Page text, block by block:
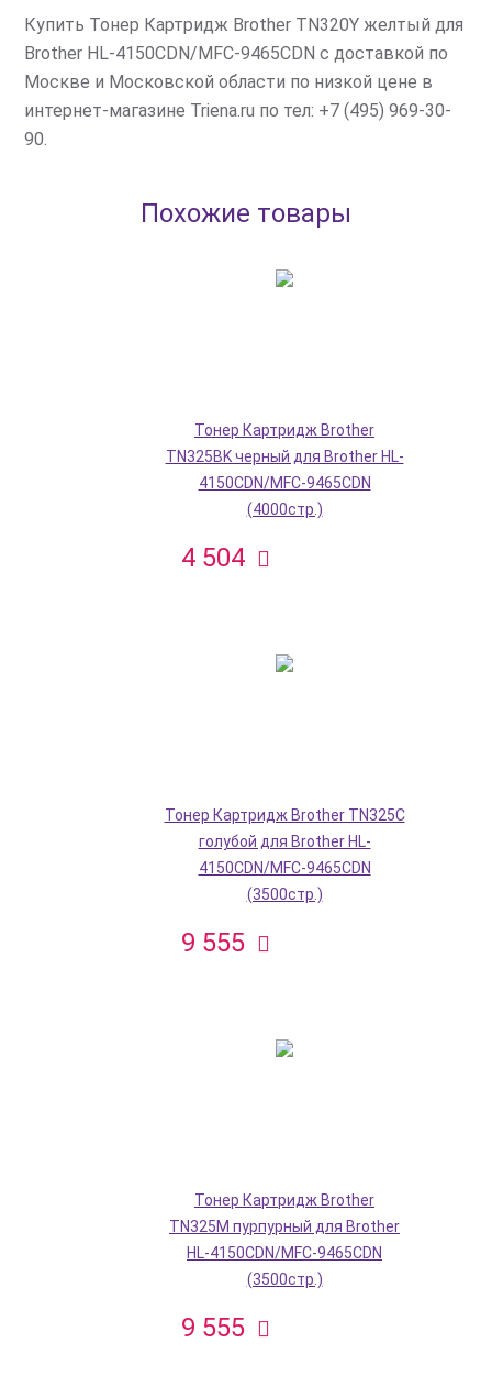
Купить Тонер Картридж Brother TN320Y желтый для
Brother HL-4150CDN/MFC-9465CDN с доставкой по
Москве и Московской области по низкой цене в
интернет-магазине Triena.ru по тел: +7 (495) 969-30-
90.
Похожие товары
Тонер Картридж Brother
TN325BK черный для Brother HL-
4150CDN/MFC-9465CDN
(4000стр.)
4 504
Тонер Картридж Brother TN325C
голубой для Brother HL-
4150CDN/MFC-9465CDN
(3500стр.)
9 555
Тонер Картридж Brother
TN325M пурпурный для Brother
HL-4150CDN/MFC-9465CDN
(3500стр.)
9 555